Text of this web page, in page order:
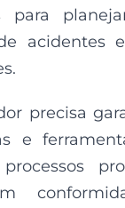
para
acidentes
precisa
e